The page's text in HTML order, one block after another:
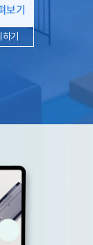
기
기